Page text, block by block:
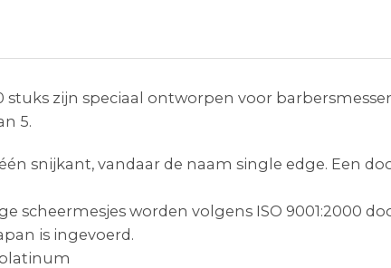
stuks zijn speciaal ontworpen voor
5.
snijkant, vandaar de naam single edge. Een
scheermesjes worden volgens ISO 9001:2000
is ingevoerd.